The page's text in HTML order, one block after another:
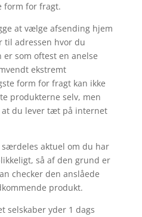
form for fragt.
at vælge afsending hjem
til adressen hvor du
som oftest en anelse
ekstremt
form for fragt kan ikke
produkterne selv, men
du lever tæt på internet
aktuel om du har
så af den grund er
checker den anslåede
produkt.
selskaber yder 1 dags